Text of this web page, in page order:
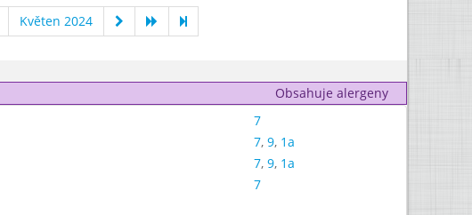
Květen 2024
Obsahuje alergeny
7
7, 9, 1a
7, 9, 1a
7